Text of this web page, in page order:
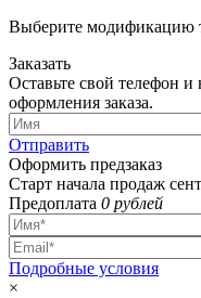
Выберите модификацию
Заказать
Оставьте свой телефон
оформления заказа.
Отправить
Оформить предзаказ
Старт начала продаж
Предоплата 0 рублей
Подробные условия
×